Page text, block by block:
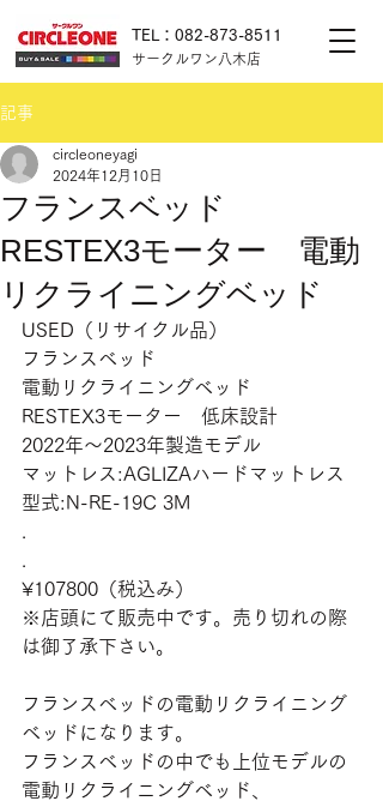
サークルワン八木店
TEL：082-873-8511
記事
フランスベッド
RESTEX3モーター 電動
リクライニングベッド
circleoneyagi
2024年12月10日
USED（リサイクル品）
フランスベッド
電動リクライニングベッド
RESTEX3モーター　低床設計
2022年〜2023年製造モデル
マットレス:AGLIZAハードマットレス
型式:N-RE-19C 3M
¥107800（税込み）
※店頭にて販売中です。売り切れの際
は御了承下さい。
フランスベッドの電動リクライニング
ベッドになります。
フランスベッドの中でも上位モデルの
電動リクライニングベッド、